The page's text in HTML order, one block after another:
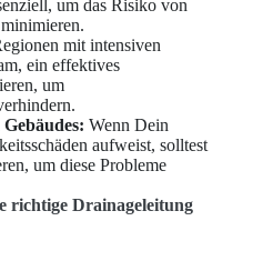
um das Risiko von
mit intensiven
ein effektives
um
Wenn Dein
aufweist, solltest
um diese Probleme
richtige Drainageleitung